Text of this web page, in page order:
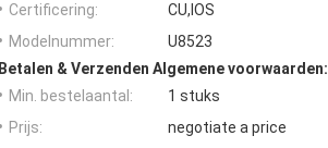
Certificering:
CU,IOS
Modelnummer:
U8523
Betalen & Verzenden Algemene voorwaarden:
Min. bestelaantal:
1 stuks
Prijs:
negotiate a price